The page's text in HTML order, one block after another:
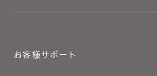
お客様サポート